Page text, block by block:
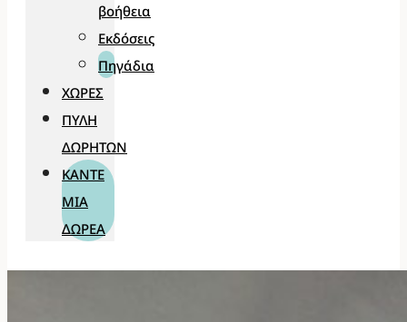
βοήθεια
Εκδόσεις
Πηγάδια
ΧΏΡΕΣ
ΠΎΛΗ
ΔΩΡΗΤΏΝ
ΚΆΝΤΕ
ΜΊΑ
ΔΩΡΕΆ